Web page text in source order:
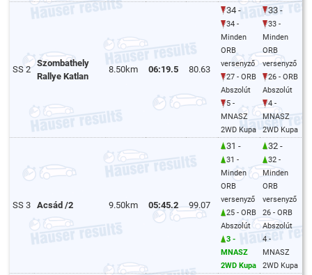
SS 2
Szombathely
Rallye Katlan
8.50km 06:19.5 80.63
34 -
34 -
Minden
ORB
versenyző
27 - ORB
Abszolút
5 -
MNASZ
2WD Kupa
33 -
33 -
Minden
ORB
versenyző
26 - ORB
Abszolút
4 -
MNASZ
2WD Kupa
SS 3 Acsád /2 9.50km 05:45.2 99.07
31 -
31 -
Minden
ORB
versenyző
25 - ORB
Abszolút
3 -
MNASZ
2WD Kupa
32 -
32 -
Minden
ORB
versenyző
26 - ORB
Abszolút
4 -
MNASZ
2WD Kupa